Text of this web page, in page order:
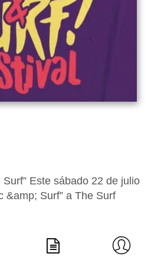
Este sábado 22 de julio
&amp; Surf” a The Surf